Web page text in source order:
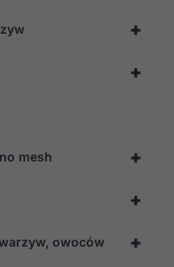
+
+
+
mesh
+
+
owoców